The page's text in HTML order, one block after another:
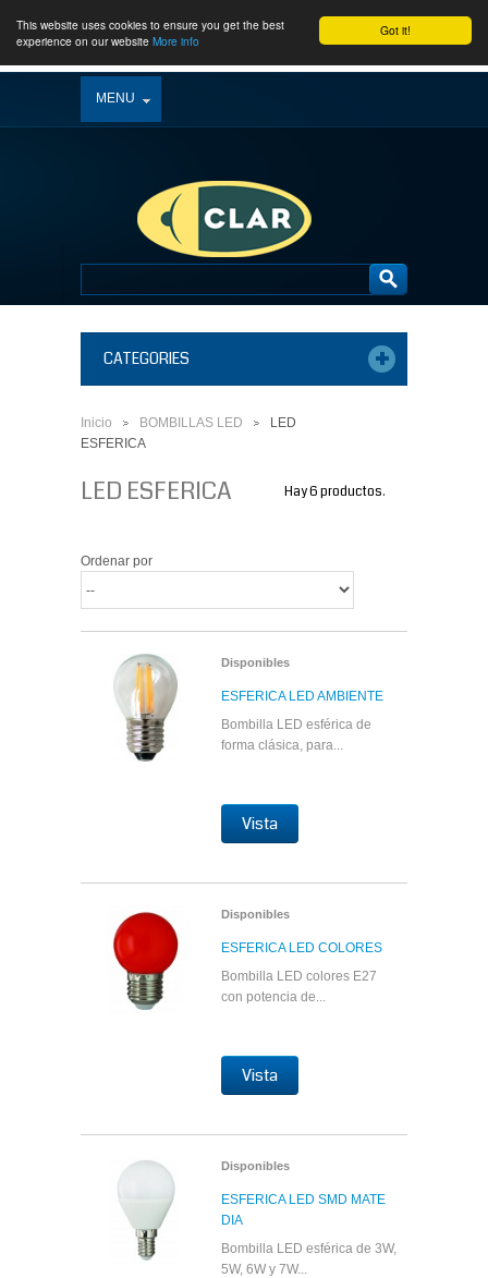
Got it!
This website uses cookies to ensure you get the best
experience on our website More info
MENU
CATEGORIES
Inicio
>
BOMBILLAS LED
LED
ESFERICA
LED ESFERICA Hay 6 productos.
Ordenar por
Disponibles
ESFERICA LED AMBIENTE
Bombilla LED esférica de
forma clásica, para...
Vista
Disponibles
ESFERICA LED COLORES
Bombilla LED colores E27
con potencia de...
Vista
Disponibles
ESFERICA LED SMD MATE
DIA
Bombilla LED esférica de 3W,
5W, 6W y 7W...